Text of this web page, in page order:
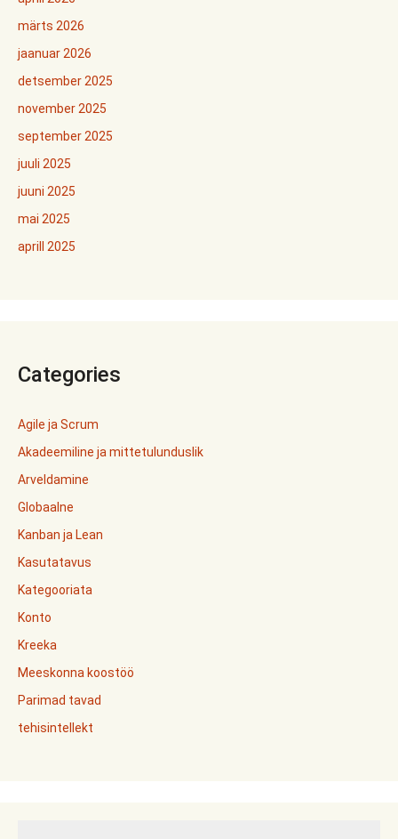
märts 2026
jaanuar 2026
detsember 2025
november 2025
september 2025
juuli 2025
juuni 2025
mai 2025
aprill 2025
Categories
Agile ja Scrum
Akadeemiline ja mittetulunduslik
Arveldamine
Globaalne
Kanban ja Lean
Kasutatavus
Kategooriata
Konto
Kreeka
Meeskonna koostöö
Parimad tavad
tehisintellekt